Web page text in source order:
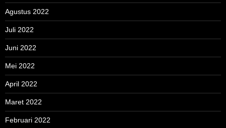
Agustus 2022
Juli 2022
Juni 2022
Mei 2022
April 2022
Maret 2022
Februari 2022